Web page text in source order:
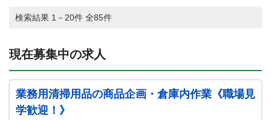
検索結果 1－20件 全85件
現在募集中の求人
業務用清掃用品の商品企画・倉庫内作業《職場見
学歓迎！》